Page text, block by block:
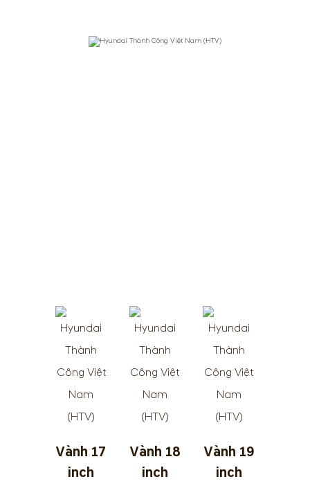
Vành 17
inch
Vành 18
inch
Vành 19
inch